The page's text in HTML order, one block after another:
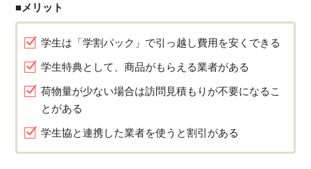
■メリット
学生は「学割パック」で引っ越し費用を安くできる
学生特典として、商品がもらえる業者がある
荷物量が少ない場合は訪問見積もりが不要になるこ
とがある
学生協と連携した業者を使うと割引がある